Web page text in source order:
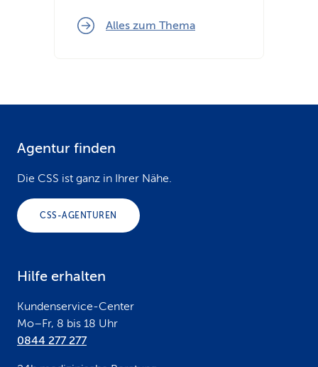
Alles zum Thema
Agentur finden
Die CSS ist ganz in Ihrer Nähe.
CSS-AGENTUREN
Hilfe erhalten
Kundenservice-Center
Mo–Fr, 8 bis 18 Uhr
0844 277 277